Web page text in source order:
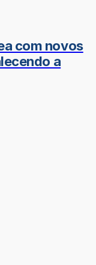
com novos
a